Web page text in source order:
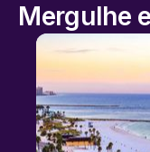
Mergulhe